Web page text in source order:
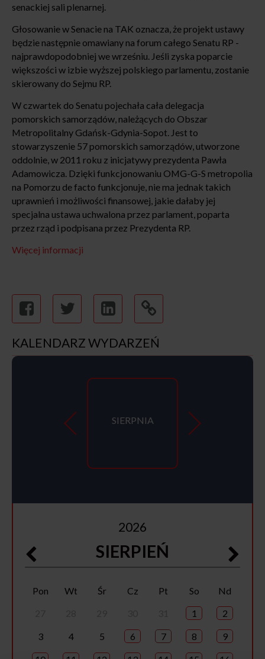
senackiej sali plenarnej.
Głosowanie w Senacie na TAK oznacza, że projekt ustawy
będzie następnie omawiany na forum całego Senatu RP -
najprawdopodobniej we wrześniu. Jeśli zyska poparcie
większości w izbie wyższej polskiego parlamentu, zostanie
skierowany do Sejmu RP.
W czwartek do Senatu pojechała cała delegacja
pomorskich samorządów, należących do Obszar
Metropolitalny Gdańsk-Gdynia-Sopot. Jest to
stowarzyszenie 57 pomorskich samorządów, utworzone
oddolnie, w 2011 roku z inicjatywy prezydenta Pawła
Adamowicza. Dzięki funkcjonowaniu OMG-G-S metropolia
na Pomorzu de facto funkcjonuje, nie ma jednak takich
uprawnień i możliwości finansowej, jakie dałaby jej
specjalna ustawa uchwalona przez parlament, poparta
przez rząd i podpisana przez Prezydenta RP.
Więcej informacji
KALENDARZ WYDARZEŃ
SIERPNIA
2026
SIERPIEŃ
Pon Wt Śr Cz Pt So
Nd
1 2
3 4 5 6 7 8 9